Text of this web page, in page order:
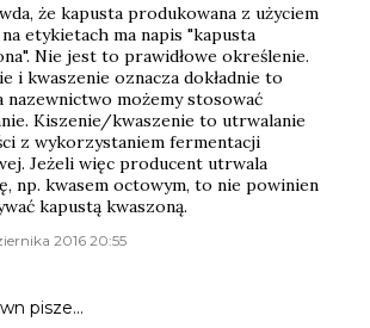
że kapusta produkowana z użyciem
etykietach ma napis "kapusta
Nie jest to prawidłowe określenie.
i kwaszenie oznacza dokładnie to
nazewnictwo możemy stosować
Kiszenie/kwaszenie to utrwalanie
z wykorzystaniem fermentacji
Jeżeli więc producent utrwala
np. kwasem octowym, to nie powinien
kapustą kwaszoną.
2016 20:55
pisze…